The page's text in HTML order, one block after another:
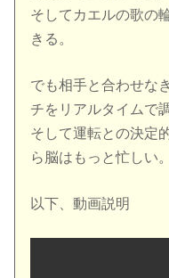
そしてカエルの歌の
きる。
でも相手と合わせな
チをリアルタイムで
そして運転との決定
ら脳はもっと忙しい。
以下、動画説明